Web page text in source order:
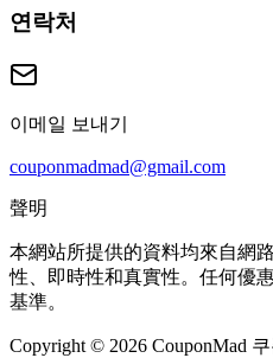
연락처
이메일 보내기
couponmadmad@gmail.com
聲明
本網站所提供的資料均來自網
性、即時性和真實性。任何優
基準。
Copyright © 2026 CouponMad